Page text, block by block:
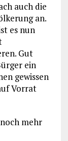
auch die
an.
es nun
Gut
ein
gewissen
Vorrat
mehr